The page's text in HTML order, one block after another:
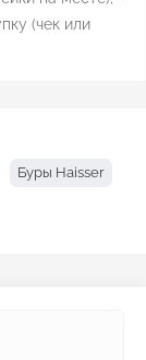
(чек или
Буры Haisser